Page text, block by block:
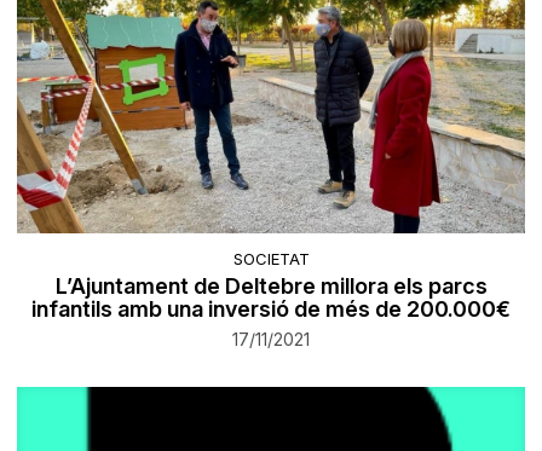
SOCIETAT
L’Ajuntament de Deltebre millora els parcs
infantils amb una inversió de més de 200.000€
17/11/2021